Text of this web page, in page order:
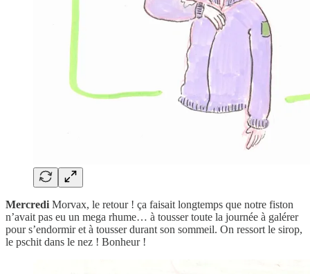
Mercredi Morvax, le retour ! ça faisait longtemps que notre fiston
n’avait pas eu un mega rhume… à tousser toute la journée à galérer
pour s’endormir et à tousser durant son sommeil. On ressort le sirop,
le pschit dans le nez ! Bonheur !